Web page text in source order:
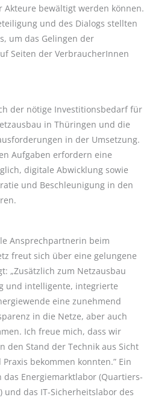
Akteure bewältigt werden können.
und des Dialogs stellten
um das Gelingen der
Seiten der VerbraucherInnen
der nötige Investitionsbedarf für
in Thüringen und die
in der Umsetzung.
Aufgaben erfordern eine
digitale Abwicklung sowie
und Beschleunigung in den
Ansprechpartnerin beim
freut sich über eine gelungene
„Zusätzlich zum Netzausbau
und intelligente, integrierte
eine zunehmend
in die Netze, aber auch
Ich freue mich, dass wir
den Stand der Technik aus Sicht
bekommen konnten.” Ein
Energiemarktlabor (Quartiers-
und das IT-Sicherheitslabor des